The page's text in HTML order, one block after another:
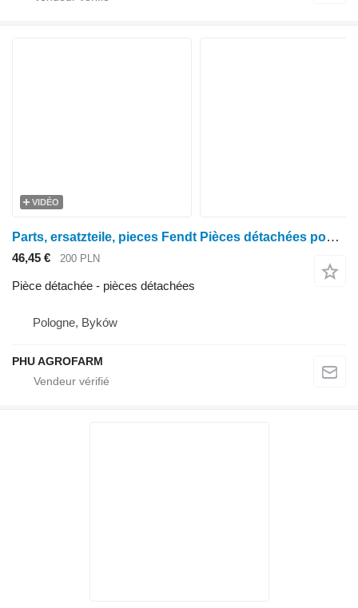
VIDÉO
Parts, ersatzteile, pieces Fendt Pièces détachées pour Vario 312, 310 et 311. pour tracteur à roues Fendt Vario 310 311 312
46,45 € 200 PLN
Pièce détachée - pièces détachées
Pologne, Byków
PHU AGROFARM